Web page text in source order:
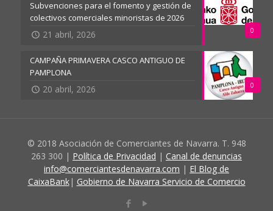
0
Subvenciones para el fomento y gestión de
colectivos comerciales minoristas de 2026
21 abril, 2026
0
CAMPAÑA PRIMAVERA CASCO ANTIGUO DE
PAMPLONA
20 abril, 2026
© 2018 Asociación de Comerciantes de Navarra. T. 948
263 300 | Política de Privacidad | Canal de denuncias
info@comerciantesdenavarra.com | El Blog de
CaixaBank| Gobierno de Navarra Servicio de Comercio